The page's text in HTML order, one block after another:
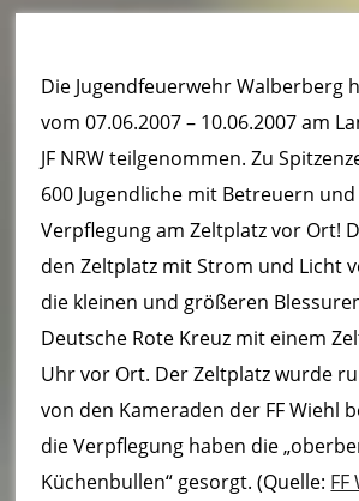
u
e
r
w
e
h
r
B
o
r
n
Die Jugendfeuerwehr Walberberg
vom 07.06.2007 – 10.06.2007 am
JF NRW teilgenommen. Zu
600 Jugendliche mit Betreuern
Verpflegung am Zeltplatz vor Ort!
den Zeltplatz mit Strom und Licht
die kleinen und größeren
Deutsche Rote Kreuz mit einem
Uhr vor Ort. Der Zeltplatz wurde
von den Kameraden der FF Wiehl
die Verpflegung haben die
Küchenbullen“ gesorgt. (Quelle: FF